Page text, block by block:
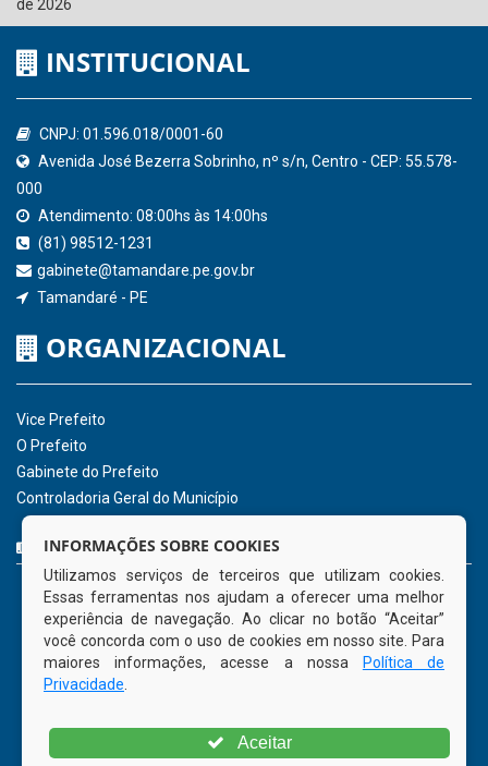
Ministério Público do Estado de Pernambuco
Controladoria-Geral da União
Confederação Nacional de Municípios - CNM
QEdu
Consultar Convênios
Receber Informações sobre novos Repasses
Hora:14:15/ Sexta-Feira,07 de agosto
de 2026
INSTITUCIONAL
CNPJ: 01.596.018/0001-60
000
Atendimento: 08:00hs às 14:00hs
(81) 98512-1231
gabinete@tamandare.pe.gov.br
Tamandaré - PE
INFORMAÇÕES SOBRE COOKIES
Utilizamos serviços de terceiros que utilizam cookies.
Essas ferramentas nos ajudam a oferecer uma melhor
experiência de navegação. Ao clicar no botão “Aceitar”
você concorda com o uso de cookies em nosso site. Para
maiores informações, acesse a nossa
Política de
Privacidade
Aceitar